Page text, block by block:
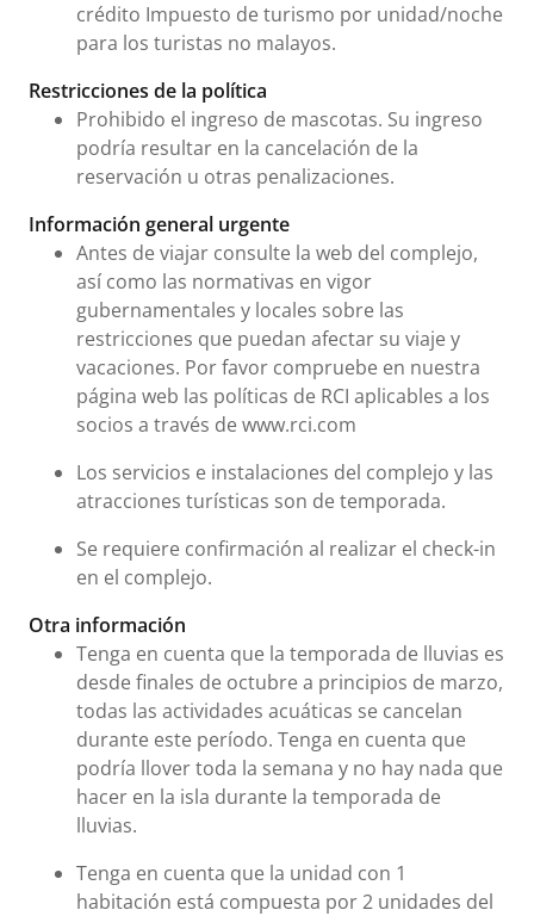
crédito Impuesto de turismo por unidad/noche
para los turistas no malayos.
Restricciones de la política
Prohibido el ingreso de mascotas. Su ingreso
podría resultar en la cancelación de la
reservación u otras penalizaciones.
Información general urgente
Antes de viajar consulte la web del complejo,
así como las normativas en vigor
gubernamentales y locales sobre las
restricciones que puedan afectar su viaje y
vacaciones. Por favor compruebe en nuestra
página web las políticas de RCI aplicables a los
socios a través de www.rci.com
Los servicios e instalaciones del complejo y las
atracciones turísticas son de temporada.
Se requiere confirmación al realizar el check-in
en el complejo.
Otra información
Tenga en cuenta que la temporada de lluvias es
desde finales de octubre a principios de marzo,
todas las actividades acuáticas se cancelan
durante este período. Tenga en cuenta que
podría llover toda la semana y no hay nada que
hacer en la isla durante la temporada de
lluvias.
Tenga en cuenta que la unidad con 1
habitación está compuesta por 2 unidades del